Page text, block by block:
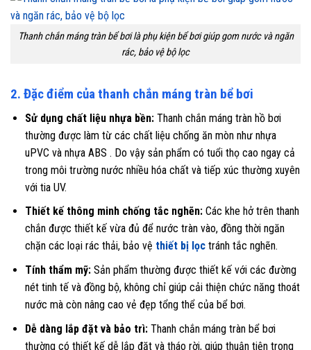
Thanh chắn máng tràn bể bơi là phụ kiện bể bơi giúp gom nước và ngăn
rác, bảo vệ bộ lọc
2. Đặc điểm của thanh chắn máng tràn bể bơi
Sử dụng chất liệu nhựa bền:Thanh chắn máng tràn hồ bơi
thường được làm từ các chất liệu chống ăn mòn như nhựa
uPVC và nhựa ABS . Do vậy sản phẩm có tuổi thọ cao ngay cả
trong môi trường nước nhiều hóa chất và tiếp xúc thường xuyên
với tia UV.
Thiết kế thông minh chống tắc nghẽn:Các khe hở trên thanh
chắn được thiết kế vừa đủ để nước tràn vào, đồng thời ngăn
chặn các loại rác thải, bảo vệ thiết bị lọctránh tắc nghẽn.
Tính thẩm mỹ:Sản phẩm thường được thiết kế với các đường
nét tinh tế và đồng bộ, không chỉ giúp cải thiện chức năng thoát
nước mà còn nâng cao vẻ đẹp tổng thể của bể bơi.
Dễ dàng lắp đặt và bảo trì:Thanh chắn máng tràn bể bơi
thường có thiết kế dễ lắp đặt và tháo rời, giúp thuận tiện trong